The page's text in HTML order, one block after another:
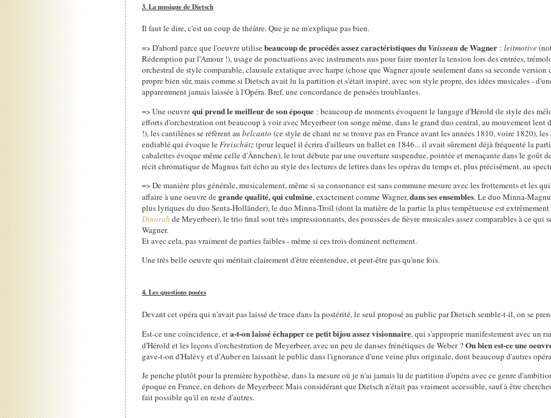
3. La musique de Dietsch
Il faut le dire, c'est un coup de théâtre. Que je ne m'explique pas bien.
=> D'abord parce que l'oeuvre utilisebeaucoup de procédés assez caractéristiques du Vaisseaude Wagner :leitmotive
Rédemption par l'Amour !), usage de ponctuations avec instruments nus pour faire monter la tension lors des entrées,
orchestral de style comparable, clausule extatique avec harpe (chose que Wagner ajoute seulement dans sa seconde version
propre bien sûr, mais comme si Dietsch avait lu la partition et s'était inspiré, avec son style propre, des idées musicales -
apparemment jamais laissée à l'Opéra. Bref, une concordance de pensées troublantes.
=> Une oeuvrequi prend le meilleur de son époque : beaucoup de moments évoquent le langage d'Hérold (le style des
efforts d'orchestration ont beaucoup à voir avec Meyerbeer (on songe même, dans le grand duo central, au mouvement lent
!), les cantilènes se réfèrent aubelcanto (ce style de chant ne se trouve pas en France avant les années 1810, voire 1820),
endiablé qui évoque leFreischütz(pour lequel il écrira d'ailleurs un ballet en 1846... il avait sûrement déjà fréquenté la
cabalettes évoque même celle d'Ännchen), le tout débute par une ouverture suspendue, pointée et menaçante dans le goût
récit chromatique de Magnus fait écho au style des lectures de lettres dans les opéras du temps et, plus précisément, au
=> De manière plus générale, musicalement, même si sa consonance est sans commune mesure avec les frottements et les
affaire à une oeuvre degrande qualité, qui culmine, exactement comme Wagner,dans ses ensembles. Le duo Minna-
plus lyriques du duo Senta-Holländer), le duo Minna-Troïl (dont la matière de la partie la plus tempêtueuse est
Dinorah de Meyerbeer), le trio final sont très impressionnants, des poussées de fièvre musicales assez comparables à ce qui
Wagner.
Et avec cela, pas vraiment de parties faibles - même si ces trois dominent nettement.
Une très belle oeuvre qui méritait clairement d'être réentendue, et peut-être pas qu'une fois.
4. Les questions posées
Devant cet opéra qui n'avait pas laissé de trace dans la postérité, le seul proposé au public par Dietsch semble-t-il, on se
Est-ce une coïncidence, eta-t-on laissé échapper ce petit bijou assez visionnaire, qui s'approprie manifestement avec un
d'Hérold et les leçons d'orchestration de Meyerbeer, avec un peu de danses frénétiques de Weber ?Ou bien est-ce une
gave-t-on d'Halévy et d'Auber en laissant le public dans l'ignorance d'une veine plus originale, dont beaucoup d'autres
Je penche plutôt pour la première hypothèse, dans la mesure où je n'ai jamais lu de partition d'opéra avec ce genre
époque en France, en dehors de Meyerbeer. Mais considérant que Dietsch n'était pas vraiment accessible, sauf à être
fait possible qu'il en reste d'autres.